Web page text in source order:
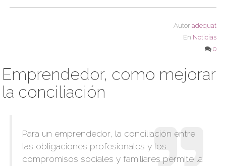
Autor adequat
En Noticias
0
Emprendedor, como mejorar
la conciliación
Para un emprendedor, la conciliación entre
las obligaciones profesionales y los
compromisos sociales y familiares permite la